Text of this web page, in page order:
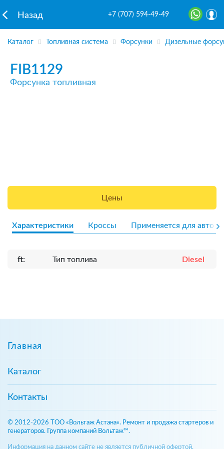
Назад +7 (707) 594-49-49
Каталог Топливная система Форсунки Дизельные
FIB1129
Форсунка топливная
Цены
Характеристики Кроссы Применяется для авто
ft: Тип топлива Diesel
Главная
Каталог
Контакты
© 2012-2026 ТОО «Вольтаж Астана». Ремонт и продажа стартеров и
генераторов. Группа компаний Вольтаж™.
Информация на данном сайте не является публичной офертой,